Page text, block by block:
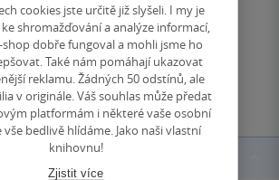
všechna hodnocení
Přidat hodnocení
cookies jste určitě již slyšeli. I my je
shromažďování a analýze informací,
shop dobře fungoval a mohli jsme ho
Také nám pomáhají ukazovat
reklamu. Žádných 50 odstínů, ale
v originále. Váš souhlas může předat
platformám i některé vaše osobní
vše bedlivě hlídáme. Jako naši vlastní
knihovnu!
Zjistit více